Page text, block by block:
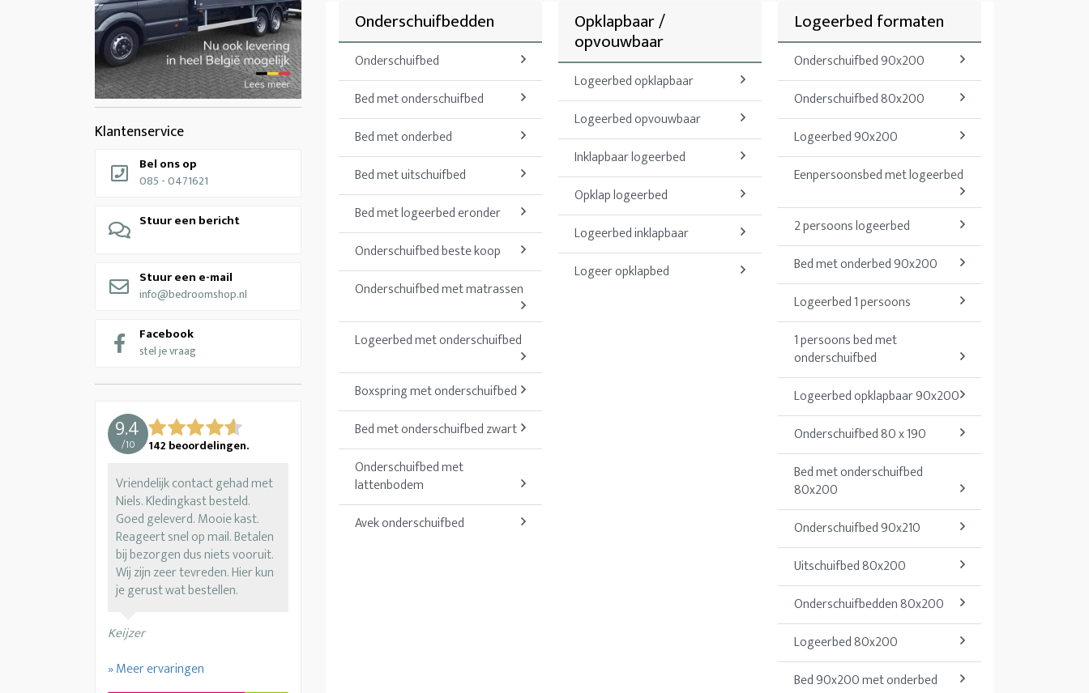
Klantenservice
Bel ons op
085 - 0471621
Stuur een bericht
Stuur een e-mail
info@bedroomshop.nl
Facebook
stel je vraag
9.4
/10 142 beoordelingen.
Vriendelijk contact gehad met
Niels. Kledingkast besteld.
Goed geleverd. Mooie kast.
Reageert snel op mail. Betalen
bij bezorgen dus niets vooruit.
Wij zijn zeer tevreden. Hier kun
je gerust wat bestellen.
Keijzer
» Meer ervaringen
Onderschuifbedden
Onderschuifbed
Bed met onderschuifbed
Bed met onderbed
Bed met uitschuifbed
Bed met logeerbed eronder
Onderschuifbed beste koop
Onderschuifbed met matrassen
Logeerbed met onderschuifbed
Boxspring met onderschuifbed
Bed met onderschuifbed zwart
Onderschuifbed met
lattenbodem
Avek onderschuifbed
Opklapbaar /
opvouwbaar
Logeerbed opklapbaar
Logeerbed opvouwbaar
Inklapbaar logeerbed
Opklap logeerbed
Logeerbed inklapbaar
Logeer opklapbed
Logeerbed formaten
Onderschuifbed 90x200
Onderschuifbed 80x200
Logeerbed 90x200
Eenpersoonsbed met logeerbed
2 persoons logeerbed
Bed met onderbed 90x200
Logeerbed 1 persoons
1 persoons bed met
onderschuifbed
Logeerbed opklapbaar 90x200
Onderschuifbed 80 x 190
Bed met onderschuifbed
80x200
Onderschuifbed 90x210
Uitschuifbed 80x200
Onderschuifbedden 80x200
Logeerbed 80x200
Bed 90x200 met onderbed